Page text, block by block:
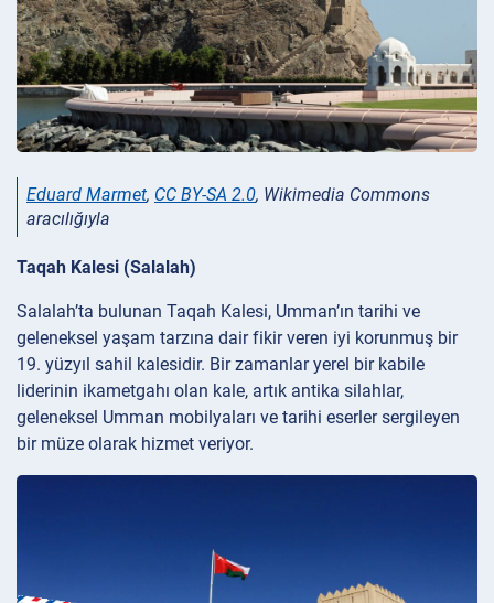
Eduard Marmet, CC BY-SA 2.0, Wikimedia Commons
aracılığıyla
Taqah Kalesi (Salalah)
Salalah’ta bulunan Taqah Kalesi, Umman’ın tarihi ve
geleneksel yaşam tarzına dair fikir veren iyi korunmuş bir
19. yüzyıl sahil kalesidir. Bir zamanlar yerel bir kabile
liderinin ikametgahı olan kale, artık antika silahlar,
geleneksel Umman mobilyaları ve tarihi eserler sergileyen
bir müze olarak hizmet veriyor.